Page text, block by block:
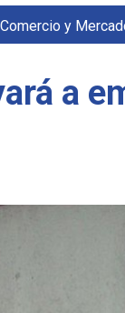
Comercio y
a